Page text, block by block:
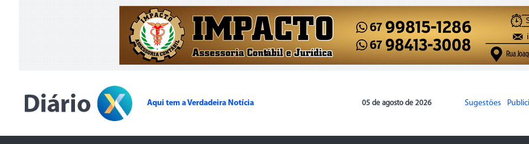
Aqui tem a Verdadeira Notícia 05 de agosto de 2026 Sugestões